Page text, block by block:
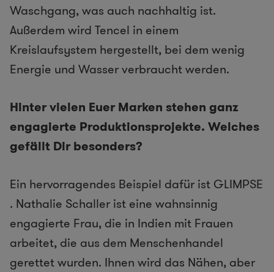
Waschgang, was auch nachhaltig ist.
Außerdem wird Tencel in einem
Kreislaufsystem hergestellt, bei dem wenig
Energie und Wasser verbraucht werden.
Hinter vielen Euer Marken stehen ganz
engagierte Produktionsprojekte. Welches
gefällt Dir besonders?
Ein hervorragendes Beispiel dafür ist ​GLIMPSE​
. Nathalie Schaller ist eine wahnsinnig
engagierte Frau, die in Indien mit Frauen
arbeitet, die aus dem Menschenhandel
gerettet wurden. Ihnen wird das Nähen, aber